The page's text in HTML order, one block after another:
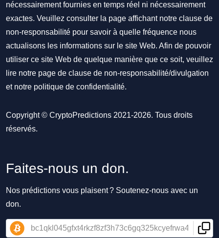
nécessairement fournies en temps réel ni nécessairement
exactes. Veuillez consulter la page affichant notre clause de
non-responsabilité pour savoir à quelle fréquence nous
actualisons les informations sur le site Web. Afin de pouvoir
utiliser ce site Web de quelque manière que ce soit, veuillez
lire notre page de clause de non-responsabilité/divulgation
et notre politique de confidentialité.
Copyright © CryptoPredictions 2021-2026. Tous droits
réservés.
Faites-nous un don.
Nos prédictions vous plaisent ? Soutenez-nous avec un
don.